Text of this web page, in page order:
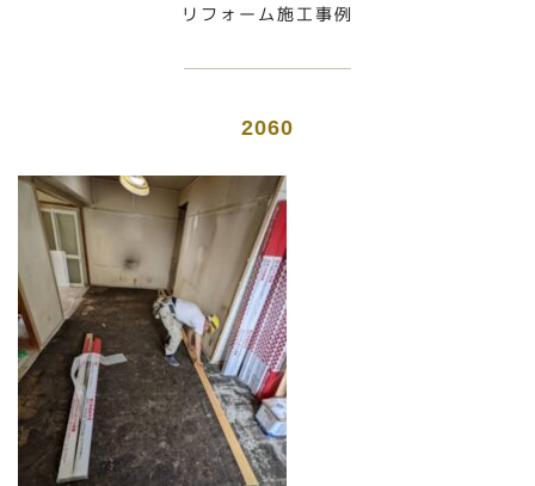
リフォーム施工事例
2060